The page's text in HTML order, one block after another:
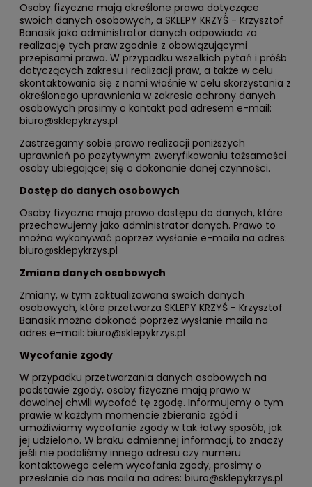
Osoby fizyczne mają określone prawa dotyczące
swoich danych osobowych, a SKLEPY KRZYŚ - Krzysztof
Banasik jako administrator danych odpowiada za
realizację tych praw zgodnie z obowiązującymi
przepisami prawa. W przypadku wszelkich pytań i próśb
dotyczących zakresu i realizacji praw, a także w celu
skontaktowania się z nami właśnie w celu skorzystania z
określonego uprawnienia w zakresie ochrony danych
osobowych prosimy o kontakt pod adresem e-mail:
biuro@sklepykrzys.pl
Zastrzegamy sobie prawo realizacji poniższych
uprawnień po pozytywnym zweryfikowaniu tożsamości
osoby ubiegającej się o dokonanie danej czynności.
Dostęp do danych osobowych
Osoby fizyczne mają prawo dostępu do danych, które
przechowujemy jako administrator danych. Prawo to
można wykonywać poprzez wysłanie e-maila na adres:
biuro@sklepykrzys.pl
Zmiana danych osobowych
Zmiany, w tym zaktualizowana swoich danych
osobowych, które przetwarza SKLEPY KRZYŚ - Krzysztof
Banasik można dokonać poprzez wysłanie maila na
adres e-mail: biuro@sklepykrzys.pl
Wycofanie zgody
W przypadku przetwarzania danych osobowych na
podstawie zgody, osoby fizyczne mają prawo w
dowolnej chwili wycofać tę zgodę. Informujemy o tym
prawie w każdym momencie zbierania zgód i
umożliwiamy wycofanie zgody w tak łatwy sposób, jak
jej udzielono. W braku odmiennej informacji, to znaczy
jeśli nie podaliśmy innego adresu czy numeru
kontaktowego celem wycofania zgody, prosimy o
przesłanie do nas maila na adres: biuro@sklepykrzys.pl